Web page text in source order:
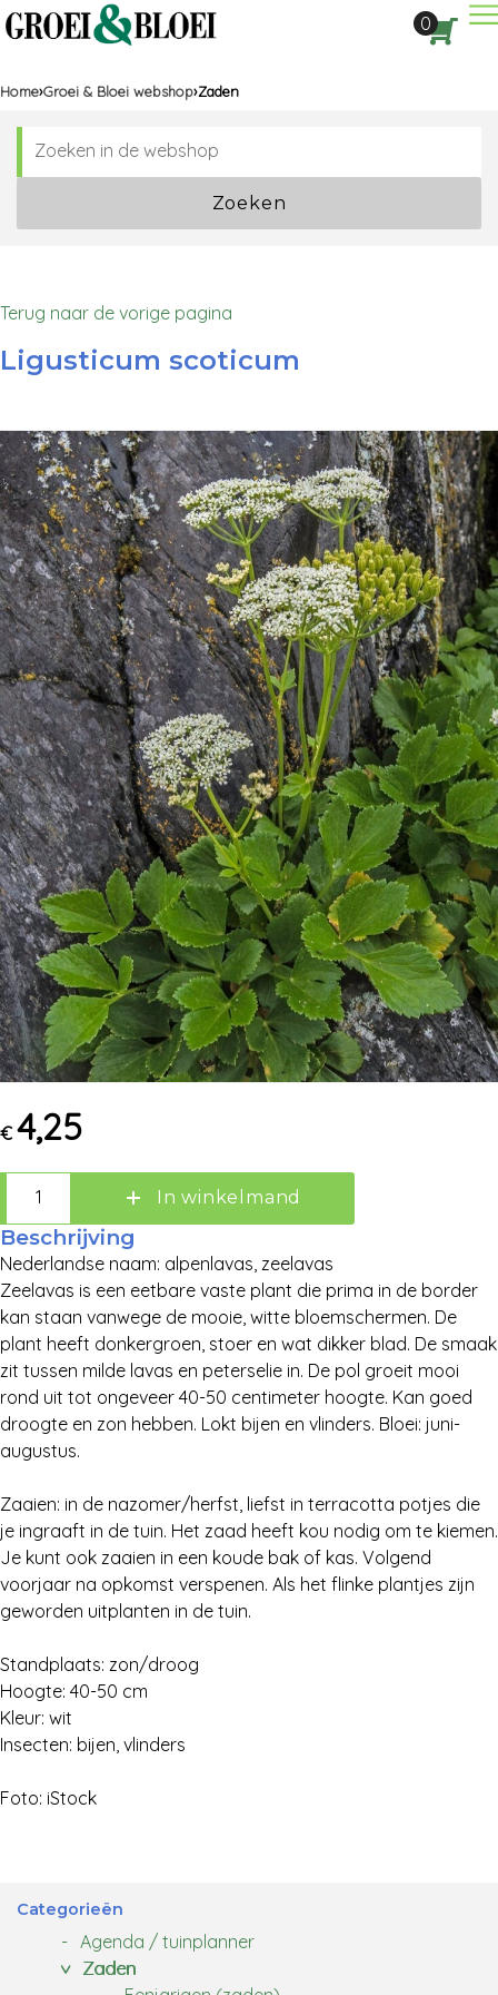
0
Home Groei & Bloei webshop Zaden
Zoeken
Terug naar de vorige pagina
Ligusticum scoticum
€ 4,25
In winkelmand
Beschrijving
Nederlandse naam: alpenlavas, zeelavas
Zeelavas is een eetbare vaste plant die prima in de border
kan staan vanwege de mooie, witte bloemschermen. De
plant heeft donkergroen, stoer en wat dikker blad. De smaak
zit tussen milde lavas en peterselie in. De pol groeit mooi
rond uit tot ongeveer 40-50 centimeter hoogte. Kan goed
droogte en zon hebben. Lokt bijen en vlinders. Bloei: juni-
augustus.
Zaaien: in de nazomer/herfst, liefst in terracotta potjes die
je ingraaft in de tuin. Het zaad heeft kou nodig om te kiemen.
Je kunt ook zaaien in een koude bak of kas. Volgend
voorjaar na opkomst verspenen. Als het flinke plantjes zijn
geworden uitplanten in de tuin.
Standplaats: zon/droog
Hoogte: 40-50 cm
Kleur: wit
Insecten: bijen, vlinders
Foto: iStock
Categorieën
Agenda / tuinplanner
Zaden
Zoeken